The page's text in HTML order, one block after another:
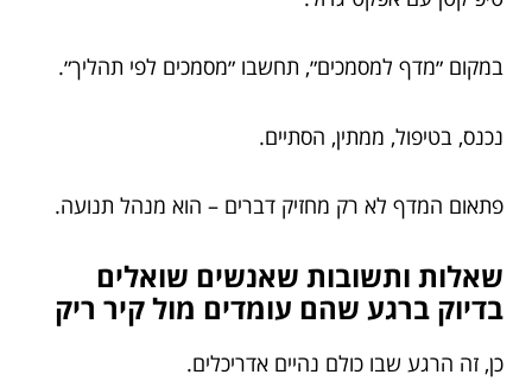
במקום ״מדף למסמכים״, תחשבו ״מסמכים לפי תהליך״.
נכנס, בטיפול, ממתין, הסתיים.
פתאום המדף לא רק מחזיק דברים – הוא מנהל תנועה.
שאלות ותשובות שאנשים שואלים
בדיוק ברגע שהם עומדים מול קיר ריק
כן, זה הרגע שבו כולם נהיים אדריכלים.